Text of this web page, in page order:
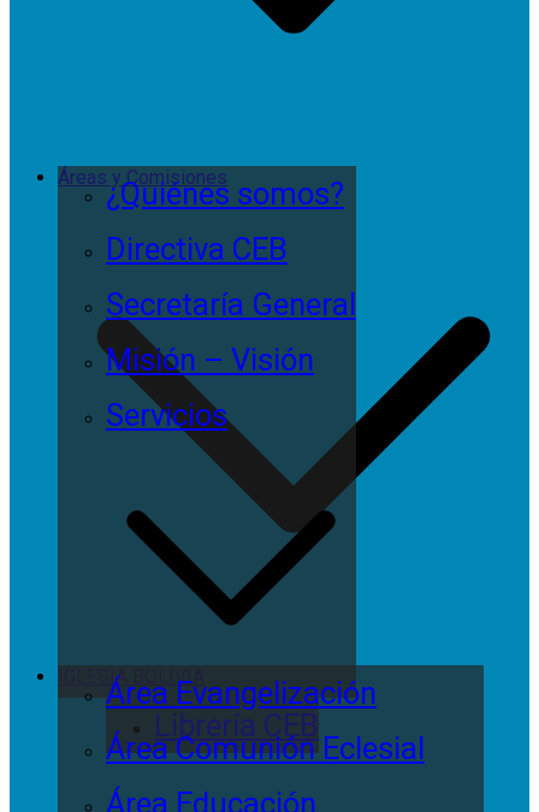
¿Quiénes somos?
Directiva CEB
Secretaría General
Misión – Visión
Servicios
Librería CEB
Áreas y Comisiones
Área Evangelización
Área Comunión Eclesial
Área Educación
IGLESIA BOLIVIA